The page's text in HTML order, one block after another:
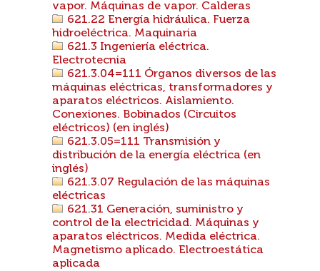
vapor. Máquinas de vapor. Calderas
621.22 Energía hidráulica. Fuerza
hidroeléctrica. Maquinaria
621.3 Ingeniería eléctrica.
Electrotecnia
621.3.04=111 Órganos diversos de las
máquinas eléctricas, transformadores y
aparatos eléctricos. Aislamiento.
Conexiones. Bobinados (Circuitos
eléctricos) (en inglés)
621.3.05=111 Transmisión y
distribución de la energía eléctrica (en
inglés)
621.3.07 Regulación de las máquinas
eléctricas
621.31 Generación, suministro y
control de la electricidad. Máquinas y
aparatos eléctricos. Medida eléctrica.
Magnetismo aplicado. Electroestática
aplicada